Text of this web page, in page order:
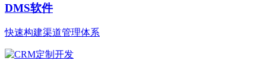
DMS软件
快速构建渠道管理体系